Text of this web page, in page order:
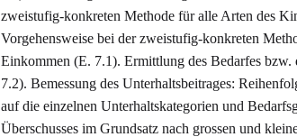
zweistufig-konkreten Methode für alle Arten des
Vorgehensweise bei der zweistufig-konkreten
Einkommen (E. 7.1). Ermittlung des Bedarfes bzw.
7.2). Bemessung des Unterhaltsbeitrages:
auf die einzelnen Unterhaltskategorien und
Überschusses im Grundsatz nach grossen und